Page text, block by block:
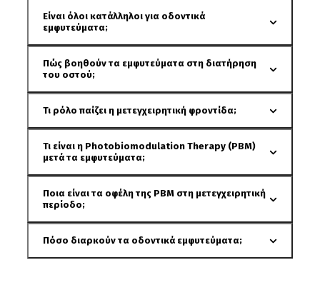
Είναι όλοι κατάλληλοι για οδοντικά
εμφυτεύματα;
Πώς βοηθούν τα εμφυτεύματα στη διατήρηση
του οστού;
Τι ρόλο παίζει η μετεγχειρητική φροντίδα;
Τι είναι η Photobiomodulation Therapy (PBM)
μετά τα εμφυτεύματα;
Ποια είναι τα οφέλη της PBM στη μετεγχειρητική
περίοδο;
Πόσο διαρκούν τα οδοντικά εμφυτεύματα;